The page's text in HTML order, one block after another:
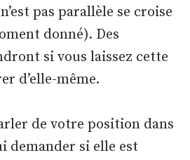
pas parallèle se croise
donné). Des
si vous laissez cette
d’elle-même.
de votre position dans
demander si elle est